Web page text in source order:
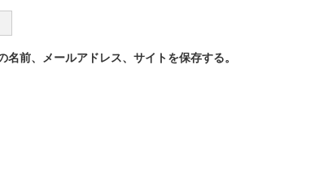
前、メールアドレス、サイトを保存する。